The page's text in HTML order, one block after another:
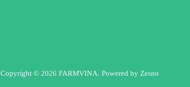
Copyright © 2026 FARMVINA. Powered by Zesno